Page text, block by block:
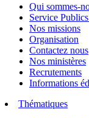
Qui sommes-
Service
Nos missions
Organisation
Contactez nous
Nos ministères
Recrutements
Informations
Thématiques